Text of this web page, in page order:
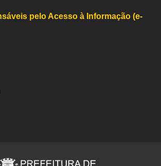
pelo Acesso à Informação (e-